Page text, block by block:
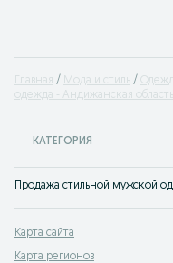
Главная Мода и стиль
одежда - Андижанская область
КАТЕГОРИЯ
Карта сайта
Карта регионов